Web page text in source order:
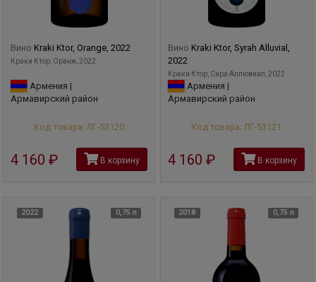
Вино Kraki Ktor, Orange, 2022
Краки Ктор, Оранж, 2022
Армения |
Армавирский район
Код товара: ЛГ-53120
4 160 руб В корзину
Вино Kraki Ktor, Syrah Alluvial,
2022
Краки Ктор, Сира Аллювиал, 2022
Армения |
Армавирский район
Код товара: ЛГ-53121
4 160 руб В корзину
2022 0,75 л 2018 0,75 л